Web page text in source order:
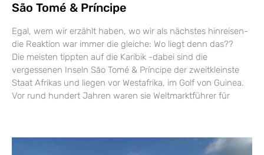
São Tomé & Príncipe
Egal, wem wir erzählt haben, wo wir als nächstes hinreisen-
die Reaktion war immer die gleiche: Wo liegt denn das??
Die meisten tippten auf die Karibik -dabei sind die
vergessenen Inseln São Tomé & Príncipe der zweitkleinste
Staat Afrikas und liegen vor Westafrika, im Golf von Guinea.
Vor rund hundert Jahren waren sie Weltmarktführer für